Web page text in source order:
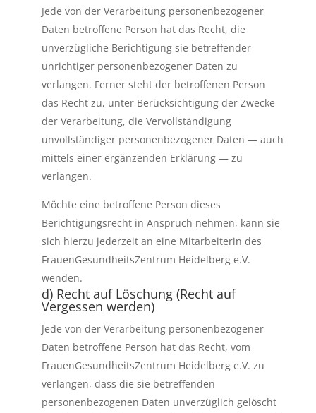
Jede von der Verarbeitung personenbezogener
Daten betroffene Person hat das Recht, die
unverzügliche Berichtigung sie betreffender
unrichtiger personenbezogener Daten zu
verlangen. Ferner steht der betroffenen Person
das Recht zu, unter Berücksichtigung der Zwecke
der Verarbeitung, die Vervollständigung
unvollständiger personenbezogener Daten — auch
mittels einer ergänzenden Erklärung — zu
verlangen.
Möchte eine betroffene Person dieses
Berichtigungsrecht in Anspruch nehmen, kann sie
sich hierzu jederzeit an eine Mitarbeiterin des
FrauenGesundheitsZentrum Heidelberg e.V.
wenden.
d) Recht auf Löschung (Recht auf
Vergessen werden)
Jede von der Verarbeitung personenbezogener
Daten betroffene Person hat das Recht, vom
FrauenGesundheitsZentrum Heidelberg e.V. zu
verlangen, dass die sie betreffenden
personenbezogenen Daten unverzüglich gelöscht